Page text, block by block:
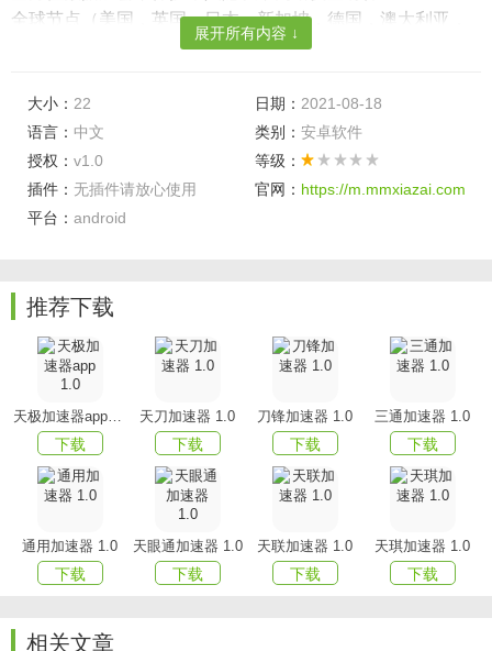
全球节点（美国，英国，日本，新加坡，德国，澳大利亚，
法国，荷兰，加拿大，印度等）为您一键加速所有海外游
网络稳定，无需担心频繁掉线问题，火爆海外网游让您嗨翻
天
采用动态负载均衡和可伸缩的服务器集群技术，有效降低网
络延迟，保证流畅的用户体验！
如果您有任何问题或建议，请随时与我们联系。我们很乐意
使用本软件的同时，请严格遵守中国的法律法规。
本软件仅供科研,学习,教育,等一切合法目的使用。
严禁一切违反中国及服务器所在国法律的行为。
使用本软件将被视为对本声明全部内容的认可。
展开所有内容 ↓
大小： 22 日期： 2021-08-18
语言： 中文 类别： 安卓软件
授权： v1.0
等级：
插件： 无插件请放心使用 官网： https://m.mmxiazai.com
平台： android
推荐下载
天极加速器app 1.0
下载
天刀加速器 1.0
下载
刀锋加速器 1.0
下载
三通加速器 1.0
下载
通用加速器 1.0
下载
天眼通加速器 1.0
下载
天联加速器 1.0
下载
天琪加速器 1.0
下载
相关文章